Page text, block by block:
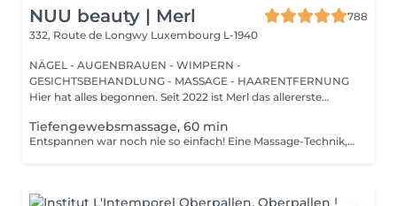
NUU beauty | Merl
788
332, Route de Longwy Luxembourg L-1940
NÄGEL - AUGENBRAUEN - WIMPERN -
GESICHTSBEHANDLUNG - MASSAGE - HAARENTFERNUNG
Hier hat alles begonnen. Seit 2022 ist Merl das allererste
Tiefengewebsmassage, 60 min
Entspannen war noch nie so einfach! Eine Massage-Technik, die hauptsächlich zur Behandlung von muskuloskelettalen Problemen wie Verstauchungen und Sportverletzungen verwendet wird. Sie besteht darin, anhaltenden Druck mit langsamen, tiefen Streichbewegungen auf die inneren Schichten Ihrer Muskeln und Bindegewebe auszuüben. Dadurch wird Narbengewebe, das nach einer Verletzung entsteht, aufgebrochen und die Spannung in Muskeln und Gewebe reduziert. Vorteile einer Tiefengewebsmassage: - verbessert das Immunsystem des Körpers - hilft bei der Behandlung von Muskelschmerzen - verbessert Steifheit Wie wird eine Tiefengewebsmassage durchgeführt? - Kopf und Nacken werden massiert - Schultern und Rücken werden massiert - Hände und Arme werden massiert - Füße und Beine werden massiert - Bauch wird massiert Altersbeschränkungen: Es gibt keine Altersbeschränkungen für dieses Verfahren. Empfehlungen nach dem Verfahren: Treiben Sie 2-3 Stunden nach dem Eingriff keinen Sport und machen Sie keine scharfen Bewegungen. Häufigkeit: 1-2 Mal pro Woche, insgesamt 10 Mal. Wiederholen Sie dies alle 3-6 Monate.